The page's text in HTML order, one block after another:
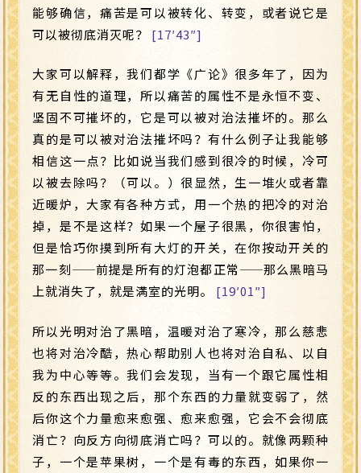
能够确信，痛苦是可以被转化、转变，或者说它是
可以被彻底消灭呢？ [17′43″]
大家可以解释，我们都学《广论》很多年了，因为
有无自性的道理，所以痛苦的属性不是永恒不变、
坚固不可摧坏的，它是可以被对治法摧坏的。那么
真的是可以被对治法摧坏吗？有什么例子让我能够
相信这一点？比如说当我们感到很冷的时候，冷可
以被去除吗？（可以。）很显然，生一堆火或者靠
近暖炉，大家有各种方式，用一个热的把冷的对治
掉，是不是这样？如果一个屋子很黑，你很害怕，
但是恰巧你摸到所有大灯的开关，在你按动开关的
那一刻——前提是所有的灯泡都正常——那么黑暗马
上就消失了，就是满室的光明。 [19′01″]
所以光明对治了黑暗，温暖对治了寒冷，那么慈悲
也将对治冷酷，热心帮助别人也将对治自私、以自
我为中心等等。我们会发现，当有一个跟它属性相
反的东西出现之后，那个东西的力量就变弱了，然
后你这个力量愈来愈强、愈来愈强，它会不会彻底
消亡？向反方向彻底消亡吗？可以的。就像两颗种
子，一个是苹果树，一个是有毒的东西，如果你一